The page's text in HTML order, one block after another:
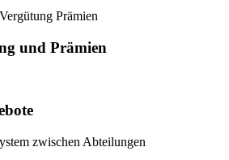
und Prämien